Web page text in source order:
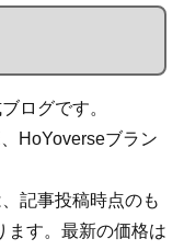
ログです。
HoYoverseブラン
記事投稿時点のも
ます。最新の価格は